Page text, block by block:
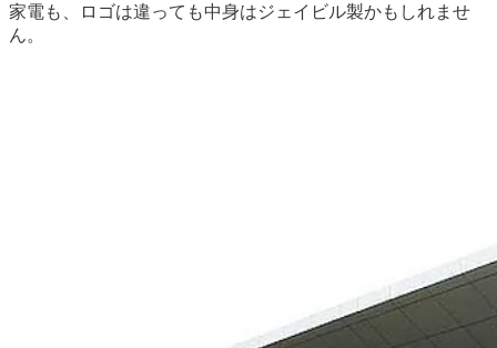
家電も、ロゴは違っても中身はジェイビル製かもしれませ
ん。